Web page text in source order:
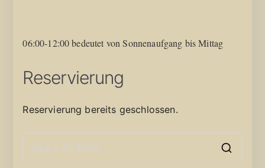
06:00-12:00 bedeutet von Sonnenaufgang bis Mittag
Reservierung
Reservierung bereits geschlossen.